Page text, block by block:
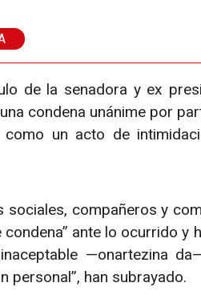
de la senadora y ex
condena unánime por
un acto de
sociales, compañeros y
ante lo ocurrido y
—onartezina
personal”, han subrayado.